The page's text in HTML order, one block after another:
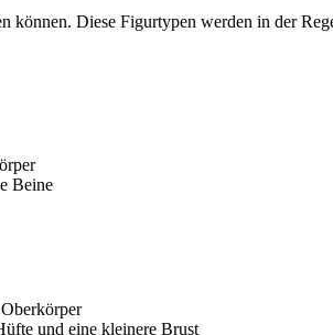
können. Diese Figurtypen werden in der
Beine
und eine kleinere Brust